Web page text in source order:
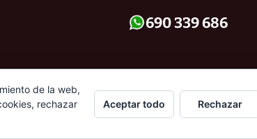
690 339 686
de la web,
rechazar
Aceptar todo Rechazar